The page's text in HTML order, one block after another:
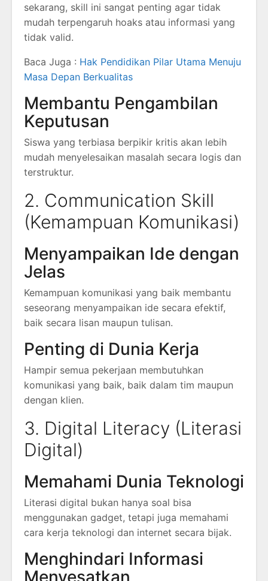
sekarang, skill ini sangat penting agar tidak
mudah terpengaruh hoaks atau informasi yang
tidak valid.
Baca Juga : Hak Pendidikan Pilar Utama Menuju
Masa Depan Berkualitas
Membantu Pengambilan
Keputusan
Siswa yang terbiasa berpikir kritis akan lebih
mudah menyelesaikan masalah secara logis dan
terstruktur.
2. Communication Skill
(Kemampuan Komunikasi)
Menyampaikan Ide dengan
Jelas
Kemampuan komunikasi yang baik membantu
seseorang menyampaikan ide secara efektif,
baik secara lisan maupun tulisan.
Penting di Dunia Kerja
Hampir semua pekerjaan membutuhkan
komunikasi yang baik, baik dalam tim maupun
dengan klien.
3. Digital Literacy (Literasi
Digital)
Memahami Dunia Teknologi
Literasi digital bukan hanya soal bisa
menggunakan gadget, tetapi juga memahami
cara kerja teknologi dan internet secara bijak.
Menghindari Informasi
Menyesatkan